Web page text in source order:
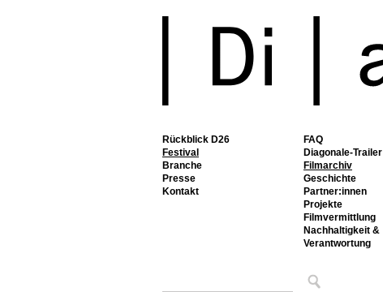
Rückblick D26
Festival
FAQ
Diagonale-Trailer
Filmarchiv
Geschichte
Partner:innen
Projekte
Filmvermittlung
Nachhaltigkeit &
Verantwortung
Branche
Presse
Kontakt